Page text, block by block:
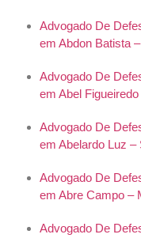
Advogado De
em Abdon Batista
Advogado De
em Abel
Advogado De
em Abelardo Luz –
Advogado De
em Abre Campo –
Advogado De